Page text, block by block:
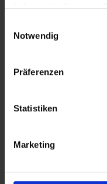
haben oder die sie im
Notwendig
Präferenzen
Statistiken
Marketing
DETAILS /
Finde noch
oder filtere dir